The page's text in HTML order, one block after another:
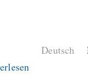
Deutsch